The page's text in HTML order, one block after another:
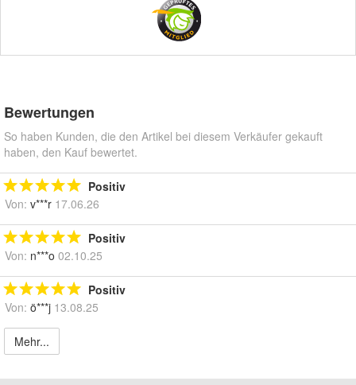
Bewertungen
So haben Kunden, die den Artikel bei diesem Verkäufer gekauft
haben, den Kauf bewertet.
Positiv
Von: v***r 17.06.26
Positiv
Von: n***o 02.10.25
Positiv
Von: ö***j 13.08.25
Mehr...